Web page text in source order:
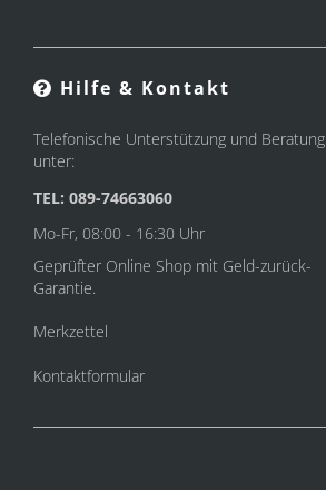
Hilfe & Kontakt
Telefonische Unterstützung und Beratung
unter:
TEL: 089-74663060
Mo-Fr, 08:00 - 16:30 Uhr
Geprüfter Online Shop mit Geld-zurück-
Garantie.
Merkzettel
Kontaktformular